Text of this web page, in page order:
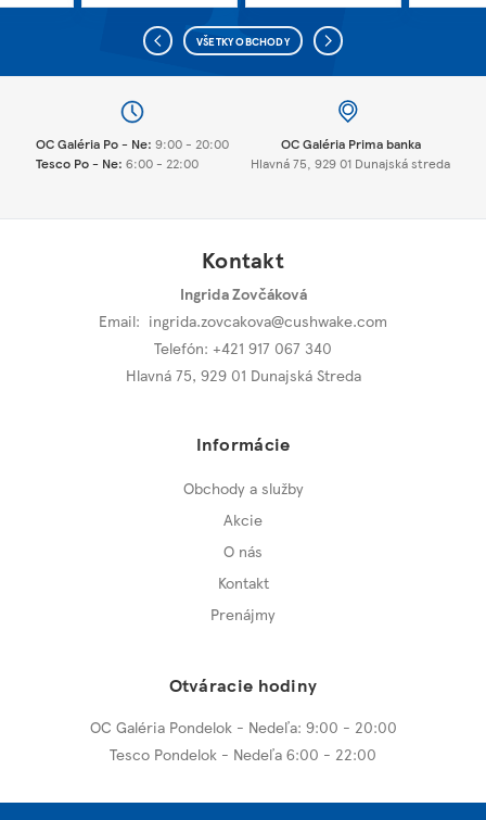
VŠETKY OBCHODY
OC Galéria Po - Ne: 9:00 - 20:00
Tesco Po - Ne: 6:00 - 22:00
OC Galéria Prima banka
Hlavná 75, 929 01 Dunajská streda
Kontakt
Ingrida Zovčáková
Email: ingrida.zovcakova@cushwake.com
Telefón: +421 917 067 340
Hlavná 75, 929 01 Dunajská Streda
Informácie
Obchody a služby
Akcie
O nás
Kontakt
Prenájmy
Otváracie hodiny
OC Galéria Pondelok - Nedeľa: 9:00 - 20:00
Tesco Pondelok - Nedeľa 6:00 - 22:00